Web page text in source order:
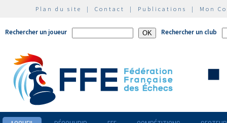
Plan du site | Contact | Publications | Mon
Rechercher un joueur Rechercher un club